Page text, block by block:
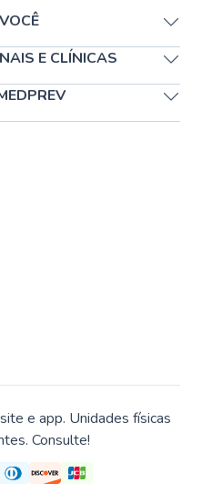
E CLÍNICAS
e app. Unidades físicas
Consulte!